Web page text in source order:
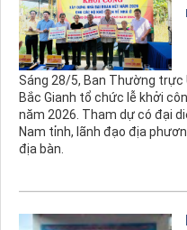
Sáng 28/5, Ban Thường trực
Bắc Gianh tổ chức lễ khởi
năm 2026. Tham dự có đại
Nam tỉnh, lãnh đạo địa
địa bàn.